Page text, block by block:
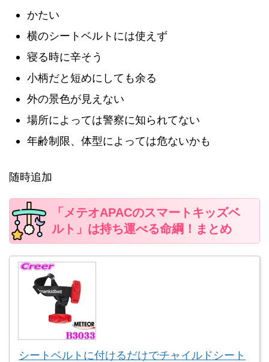
かたい
横のシートベルトには使えず
寝る時に辛そう
小柄だと短めにしても余る
外の景色が見えない
場所によっては警察に知られてない
年齢制限、体型によっては危ないかも
随時追加
「メテオAPACのスマートキッズベ
ルト」は持ち運べる命綱！まとめ
シートベルトに付けるだけでチャイルドシート